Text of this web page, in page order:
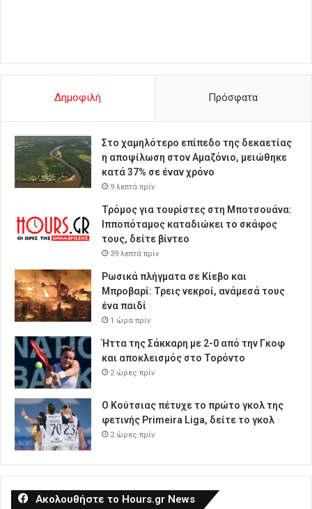
Δημοφιλή Πρόσφατα
Στο χαμηλότερο επίπεδο της δεκαετίας
η αποψίλωση στον Αμαζόνιο, μειώθηκε
κατά 37% σε έναν χρόνο
9 λεπτά πρίν
Τρόμος για τουρίστες στη Μποτσουάνα:
Ιπποπόταμος καταδιώκει το σκάφος
τους, δείτε βίντεο
39 λεπτά πρίν
Ρωσικά πλήγματα σε Κίεβο και
Μπροβαρί: Τρεις νεκροί, ανάμεσά τους
ένα παιδί
1 ώρα πρίν
Ήττα της Σάκκαρη με 2-0 από την Γκοφ
και αποκλεισμός στο Τορόντο
2 ώρες πρίν
Ο Κούτσιας πέτυχε το πρώτο γκολ της
φετινής Primeira Liga, δείτε το γκολ
2 ώρες πρίν
Ακολουθήστε το Hours.gr News